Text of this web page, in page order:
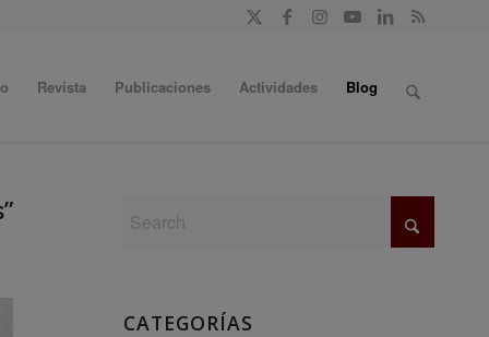
Revista Publicaciones Actividades Blog
CATEGORÍAS